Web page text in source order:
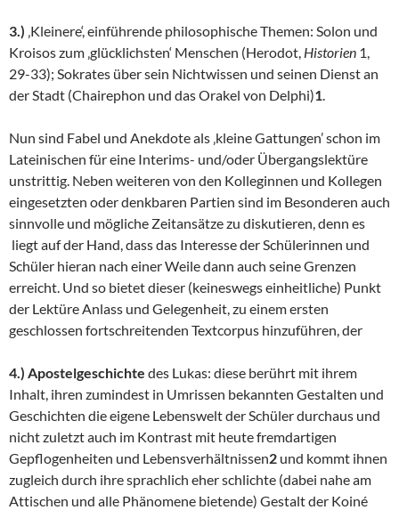
3.) ‚Kleinere‘, einführende philosophische Themen: Solon und
Kroisos zum ‚glücklichsten‘ Menschen (Herodot, Historien 1,
29-33); Sokrates über sein Nichtwissen und seinen Dienst an
der Stadt (Chairephon und das Orakel von Delphi)1.
Nun sind Fabel und Anekdote als ‚kleine Gattungen’ schon im
Lateinischen für eine Interims- und/oder Übergangslektüre
unstrittig. Neben weiteren von den Kolleginnen und Kollegen
eingesetzten oder denkbaren Partien sind im Besonderen auch
sinnvolle und mögliche Zeitansätze zu diskutieren, denn es
liegt auf der Hand, dass das Interesse der Schülerinnen und
Schüler hieran nach einer Weile dann auch seine Grenzen
erreicht. Und so bietet dieser (keineswegs einheitliche) Punkt
der Lektüre Anlass und Gelegenheit, zu einem ersten
geschlossen fortschreitenden Textcorpus hinzuführen, der
4.) Apostelgeschichte des Lukas: diese berührt mit ihrem
Inhalt, ihren zumindest in Umrissen bekannten Gestalten und
Geschichten die eigene Lebenswelt der Schüler durchaus und
nicht zuletzt auch im Kontrast mit heute fremdartigen
Gepflogenheiten und Lebensverhältnissen2 und kommt ihnen
zugleich durch ihre sprachlich eher schlichte (dabei nahe am
Attischen und alle Phänomene bietende) Gestalt der Koiné